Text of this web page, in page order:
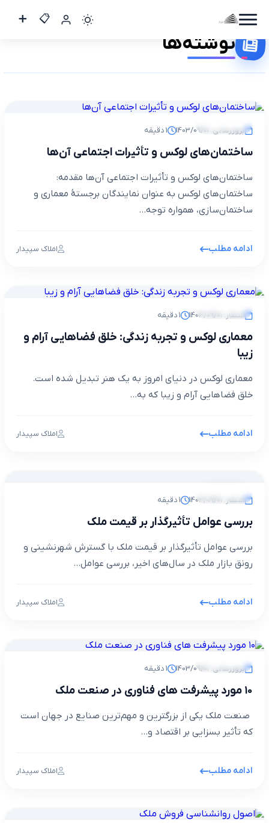
نوشته‌ها
بروزرسانی: 1403/09/01 1 دقیقه
ساختمان‌های لوکس و تأثیرات اجتماعی آن‌ها
ساختمان‌های لوکس و تأثیرات اجتماعی آن‌ها مقدمه:
ساختمان‌های لوکس به عنوان نمایندگان برجستۀ معماری و
ساختمان‌سازی، همواره توجه...
ادامه مطلب املاک سپیدار
انتشار: 1403/09/01 1 دقیقه
معماری لوکس و تجربه زندگی: خلق فضاهایی آرام و
زیبا
معماری لوکس در دنیای امروز به یک هنر تبدیل شده است.
خلق فضاهایی آرام و زیبا که به...
ادامه مطلب املاک سپیدار
انتشار: 1403/09/01 1 دقیقه
بررسی عوامل تأثیرگذار بر قیمت ملک
بررسی عوامل تأثیرگذار بر قیمت ملک با گسترش شهرنشینی و
رونق بازار ملک در سال‌های اخیر، بررسی عوامل...
ادامه مطلب املاک سپیدار
بروزرسانی: 1403/09/01 1 دقیقه
۱۰ مورد پیشرفت های فناوری در صنعت ملک
صنعت ملک یکی از بزرگترین و مهم‌ترین صنایع در جهان است
که تأثیر بسزایی بر اقتصاد و...
ادامه مطلب املاک سپیدار
به